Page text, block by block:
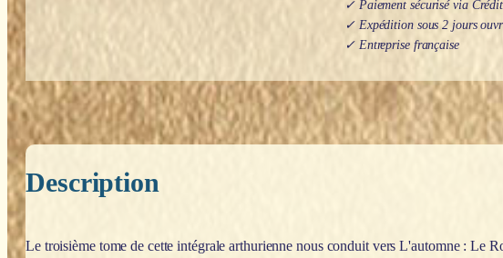
✓ Paiement sécurisé via
✓ Expédition sous 2 jours
✓ Entreprise française
Description
Le troisième tome de cette intégrale arthurienne nous conduit versL'automne : Le